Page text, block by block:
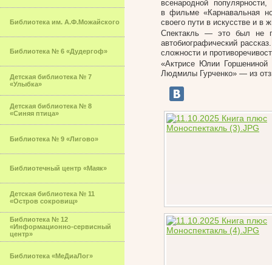
Библиотека им. А.Ф.Можайского
Библиотека № 6 «Дудергоф»
Детская библиотека № 7
«Улыбка»
Детская библиотека № 8
«Синяя птица»
Библиотека № 9 «Лигово»
Библиотечный центр «Маяк»
Детская библиотека № 11
«Остров сокровищ»
Библиотека № 12
«Информационно-сервисный
центр»
Библиотека «МеДиаЛог»
всенародной
в фильме «Карнавальная
своего пути в искусстве и в
Спектакль — это был не
автобиографический
сложности и
«Актрисе Юлии Горшениной
Людмилы Гурченко» — из